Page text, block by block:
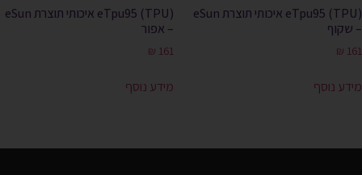
(eTpu95 (TPU איכותי תוצרת eSun
– שקוף
₪ 161
מידע נוסף
(eTpu95 (TPU איכותי תוצרת eSun
– אפור
₪ 161
מידע נוסף